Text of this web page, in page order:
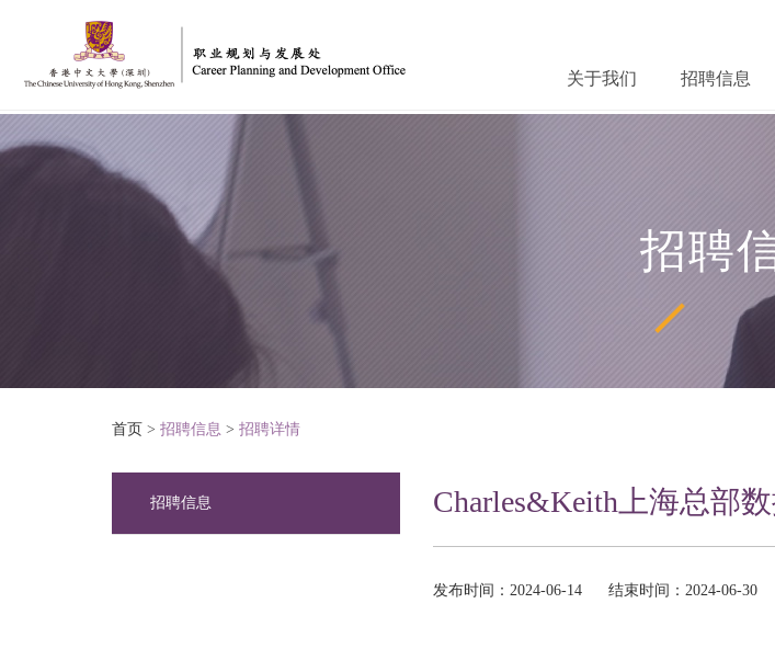
关于我们 招聘信息
招聘
首页 > 招聘信息 > 招聘详情
招聘信息 Charles&Keith上海总部
发布时间：2024-06-14 结束时间：2024-06-30